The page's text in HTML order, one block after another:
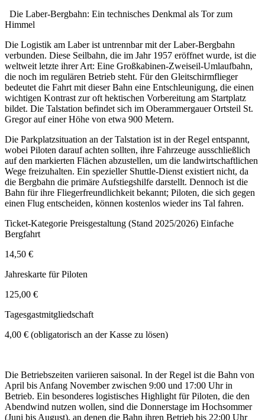
Die Laber-Bergbahn: Ein technisches Denkmal als Tor zum
Himmel
Die Logistik am Laber ist untrennbar mit der Laber-Bergbahn
verbunden. Diese Seilbahn, die im Jahr 1957 eröffnet wurde, ist die
weltweit letzte ihrer Art: Eine Großkabinen-Zweiseil-Umlaufbahn,
die noch im regulären Betrieb steht. Für den Gleitschirmflieger
bedeutet die Fahrt mit dieser Bahn eine Entschleunigung, die einen
wichtigen Kontrast zur oft hektischen Vorbereitung am Startplatz
bildet. Die Talstation befindet sich im Oberammergauer Ortsteil St.
Gregor auf einer Höhe von etwa 900 Metern.
Die Parkplatzsituation an der Talstation ist in der Regel entspannt,
wobei Piloten darauf achten sollten, ihre Fahrzeuge ausschließlich
auf den markierten Flächen abzustellen, um die landwirtschaftlichen
Wege freizuhalten. Ein spezieller Shuttle-Dienst existiert nicht, da
die Bergbahn die primäre Aufstiegshilfe darstellt. Dennoch ist die
Bahn für ihre Fliegerfreundlichkeit bekannt; Piloten, die sich gegen
einen Flug entscheiden, können kostenlos wieder ins Tal fahren.
Ticket-Kategorie Preisgestaltung (Stand 2025/2026) Einfache
Bergfahrt
14,50 €
Jahreskarte für Piloten
125,00 €
Tagesgastmitgliedschaft
4,00 € (obligatorisch an der Kasse zu lösen)
Die Betriebszeiten variieren saisonal. In der Regel ist die Bahn von
April bis Anfang November zwischen 9:00 und 17:00 Uhr in
Betrieb. Ein besonderes logistisches Highlight für Piloten, die den
Abendwind nutzen wollen, sind die Donnerstage im Hochsommer
(Juni bis August), an denen die Bahn ihren Betrieb bis 22:00 Uhr